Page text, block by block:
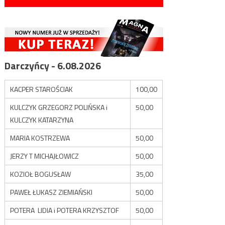
Darczyńcy - 6.08.2026
KACPER STAROŚCIAK
100,00
KULCZYK GRZEGORZ POLIŃSKA i
KULCZYK KATARZYNA
50,00
MARIA KOSTRZEWA
50,00
JERZY T MICHAJŁOWICZ
50,00
KOZIOŁ BOGUSŁAW
35,00
PAWEŁ ŁUKASZ ZIEMIAŃSKI
50,00
POTERA LIDIA i POTERA KRZYSZTOF
50,00